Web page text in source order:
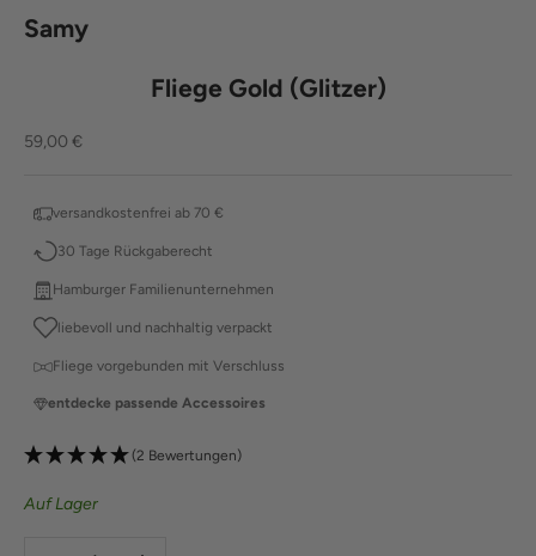
Samy
Fliege Gold (Glitzer)
Angebot
59,00 €
versandkostenfrei ab 70 €
30 Tage Rückgaberecht
Hamburger Familienunternehmen
liebevoll und nachhaltig verpackt
Fliege vorgebunden mit Verschluss
entdecke passende Accessoires
(2 Bewertungen)
Auf Lager
Anzahl verringernAnzahl erhöhen